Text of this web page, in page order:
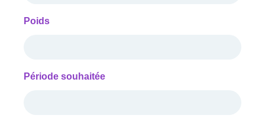
Poids
Période souhaitée